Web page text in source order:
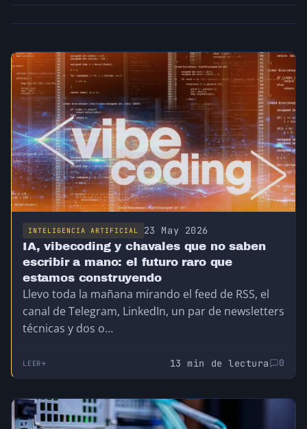
INTELIGENCIA ARTIFICIAL 23 May 2026
IA, vibecoding y chavales que no saben
escribir a mano: el futuro raro que
estamos construyendo
Llevo toda la mañana mirando el feed de RSS, el
canal de Telegram, LinkedIn, un par de newsletters
técnicas y dos o…
LEER 13 min de lectura 0